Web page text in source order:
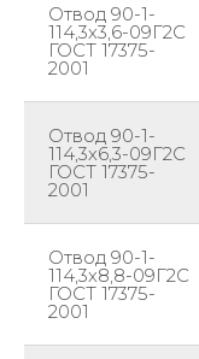
Отвод 90-1-
114,3х3,6-09Г2С
ГОСТ 17375-
2001
Отвод 90-1-
114,3х6,3-09Г2С
ГОСТ 17375-
2001
Отвод 90-1-
114,3х8,8-09Г2С
ГОСТ 17375-
2001